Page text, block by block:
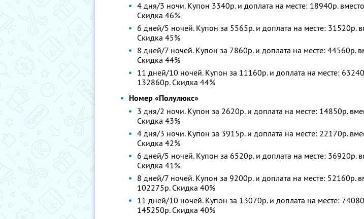
4 дня/3 ночи. Купон 3340р. и доплата на месте: 18940р.
Скидка 46%
6 дней/5 ночей. Купон за 5565р. и доплата на месте: 31520р.
Скидка 45%
8 дней/7 ночей. Купон за 7860р. и доплата на месте: 44560р.
Скидка 44%
11 дней/10 ночей. Купон за 11160р. и доплата на месте:
132860р. Скидка 44%
Номер «Полулюкс»
3 дня/2 ночи. Купон за 2620р. и доплата на месте: 14850р.
Скидка 43%
4 дня/3 ночи. Купон за 3915р. и доплата на месте: 22170р.
Скидка 42%
6 дней/5 ночей. Купон за 6520р. и доплата на месте: 36920р.
Скидка 41%
8 дней/7 ночей. Купон за 9200р. и доплата на месте: 52160р.
102275р. Скидка 40%
11 дней/10 ночей. Купон за 13070р. и доплата на месте:
145250р. Скидка 40%